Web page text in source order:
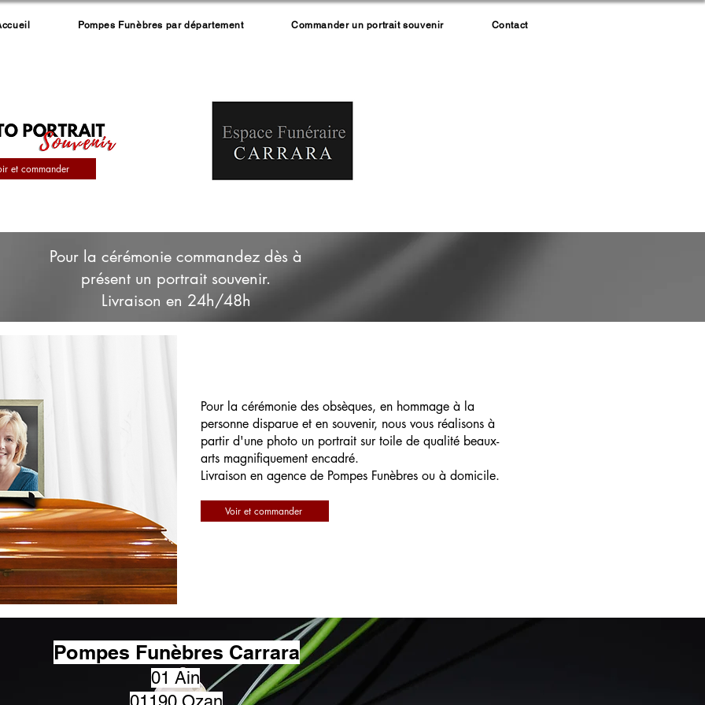
Pompes Funèbres par département Commander un portrait souvenir Contact
et commander
Pour la cérémonie commandez dès à
présent un portrait souvenir.
Livraison en 24h/48h
Pour la cérémonie des obsèques, en hommage à la
personne disparue et en souvenir, nous vous réalisons à
partir d'une photo un portrait sur toile de qualité beaux-
arts magnifiquement encadré.
Livraison en agence de Pompes Funèbres ou à domicile.
Voir et commander
Pompes Funèbres Carrara
01 Ain